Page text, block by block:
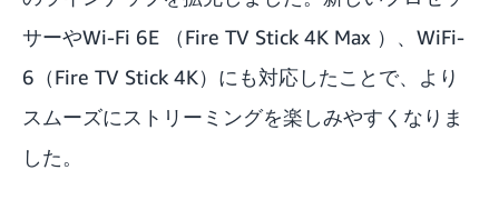
サーやWi-Fi 6E （Fire TV Stick 4K Max ）、WiFi-
6（Fire TV Stick 4K）にも対応したことで、より
スムーズにストリーミングを楽しみやすくなりま
した。